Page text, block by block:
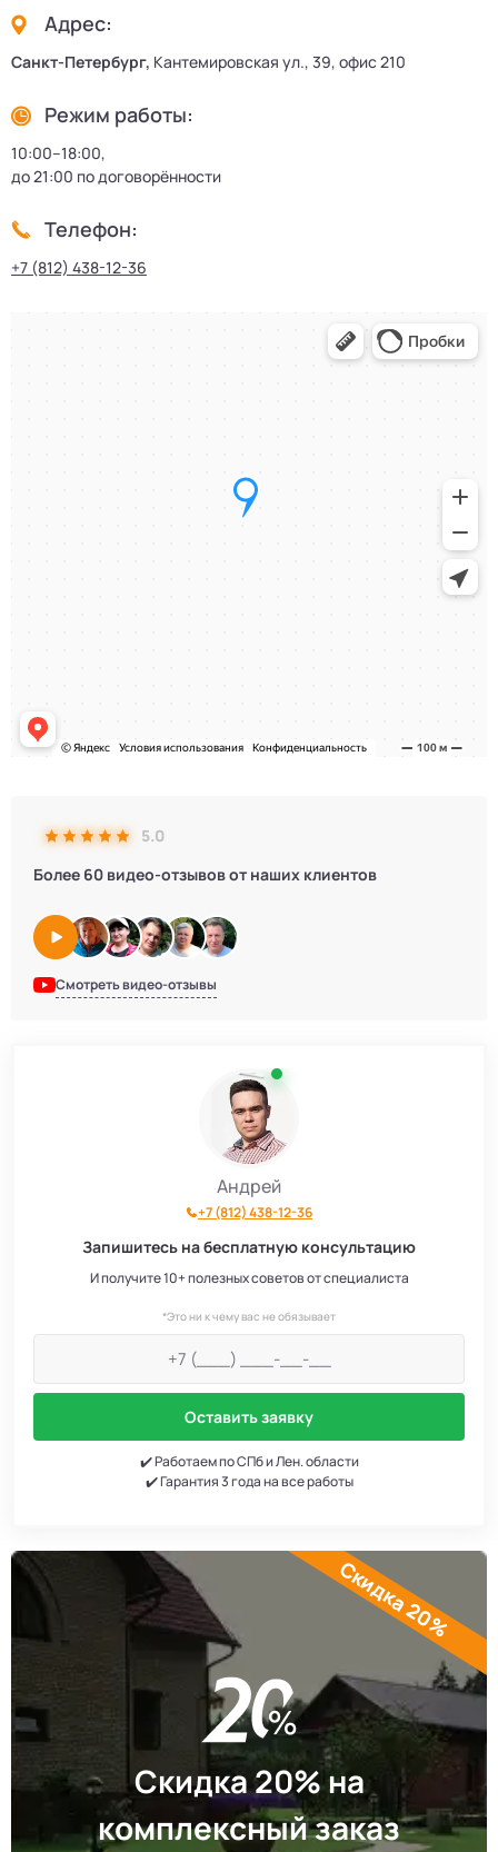
5.0
Более 60 видео-отзывов от наших клиентов
Смотреть видео-отзывы
Андрей
+7 (812) 438-12-36
Запишитесь на бесплатную консультацию
И получите 10+ полезных советов от специалиста
*Это ни к чему вас не обязывает
Оставить заявку
✔️ Работаем по СПб и Лен. области
✔️ Гарантия 3 года на все работы
Скидка 20% на
комплексный заказ
Скидка 20%
Адрес:
Санкт-Петербург, Кантемировская ул., 39, офис 210
Режим работы:
10:00–18:00,
до 21:00 по договорённости
Телефон:
+7 (812) 438-12-36